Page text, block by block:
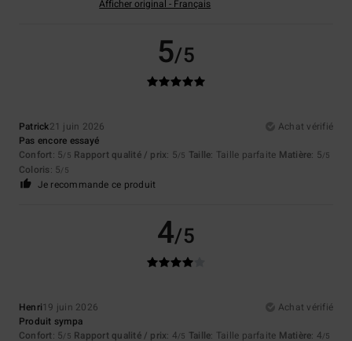
Afficher original - Français
5/5
Patrick21 juin 2026
Achat vérifié
Pas encore essayé
Confort: 5/5 Rapport qualité / prix: 5/5 Taille: Taille parfaite Matière: 5/5
Coloris: 5/5
Je recommande ce produit
4/5
Henri19 juin 2026
Achat vérifié
Produit sympa
Confort: 5/5 Rapport qualité / prix: 4/5 Taille: Taille parfaite Matière: 4/5